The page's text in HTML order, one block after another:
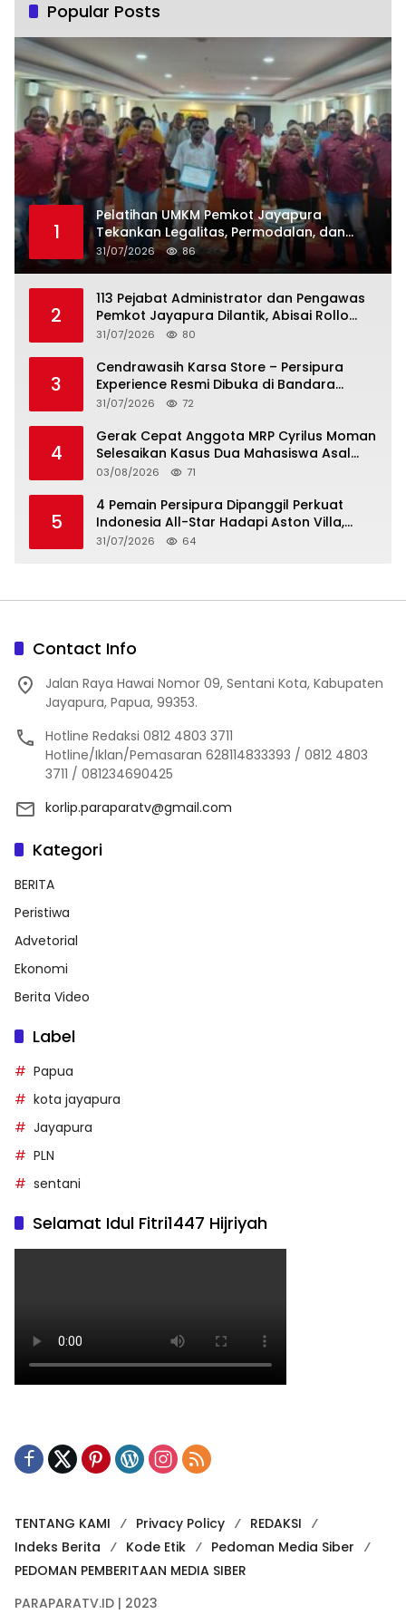
Popular Posts
1
Pelatihan UMKM Pemkot Jayapura
Tekankan Legalitas, Permodalan, dan
Tata Kelola Usaha
31/07/2026 86
2
113 Pejabat Administrator dan Pengawas
Pemkot Jayapura Dilantik, Abisai Rollo
Ingatkan ASN Tingkatkan Kinerja dan
31/07/2026 80
3
Cendrawasih Karsa Store – Persipura
Experience Resmi Dibuka di Bandara
Sentani, Jadikan Merchandise Opsi
31/07/2026 72
4
Gerak Cepat Anggota MRP Cyrilus Moman
Selesaikan Kasus Dua Mahasiswa Asal
Yapen yang Dikeroyok
03/08/2026 71
5
4 Pemain Persipura Dipanggil Perkuat
Indonesia All-Star Hadapi Aston Villa,
Manajemen: Kebanggaan Seluruh Tanah
31/07/2026 64
Contact Info
Jalan Raya Hawai Nomor 09, Sentani Kota, Kabupaten
Jayapura, Papua, 99353.
Hotline Redaksi 0812 4803 3711
Hotline/Iklan/Pemasaran 628114833393 / 0812 4803
3711 / 081234690425
korlip.paraparatv@gmail.com
Kategori
BERITA
Peristiwa
Advetorial
Ekonomi
Berita Video
Label
Papua
kota jayapura
Jayapura
PLN
sentani
Selamat Idul Fitri1447 Hijriyah
TENTANG KAMI Privacy Policy
REDAKSI
Indeks Berita
Kode Etik
Pedoman Media Siber
PEDOMAN PEMBERITAAN MEDIA SIBER
PARAPARATV.ID | 2023